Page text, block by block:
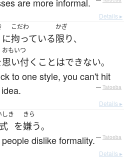
Details ▸
に
こだわ
拘っている
かぎ
限り、
おもいつ
思い付く ことはできない。
to one style, you can't hit
— Tatoeba
Details ▸
しき
を
きら
嫌う。
dislike formality. — Tatoeba
Details ▸